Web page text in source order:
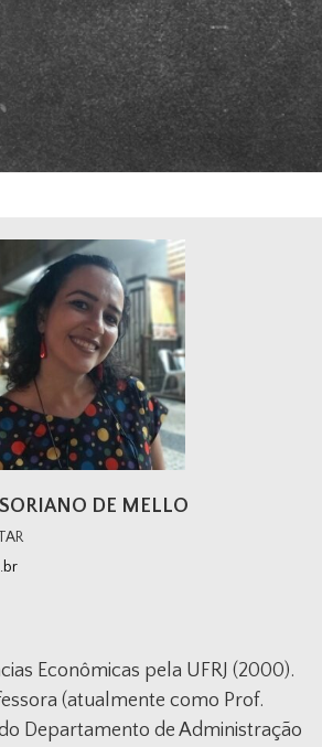
DE MELLO
Econômicas pela UFRJ (2000).
(atualmente como Prof.
Departamento de Administração